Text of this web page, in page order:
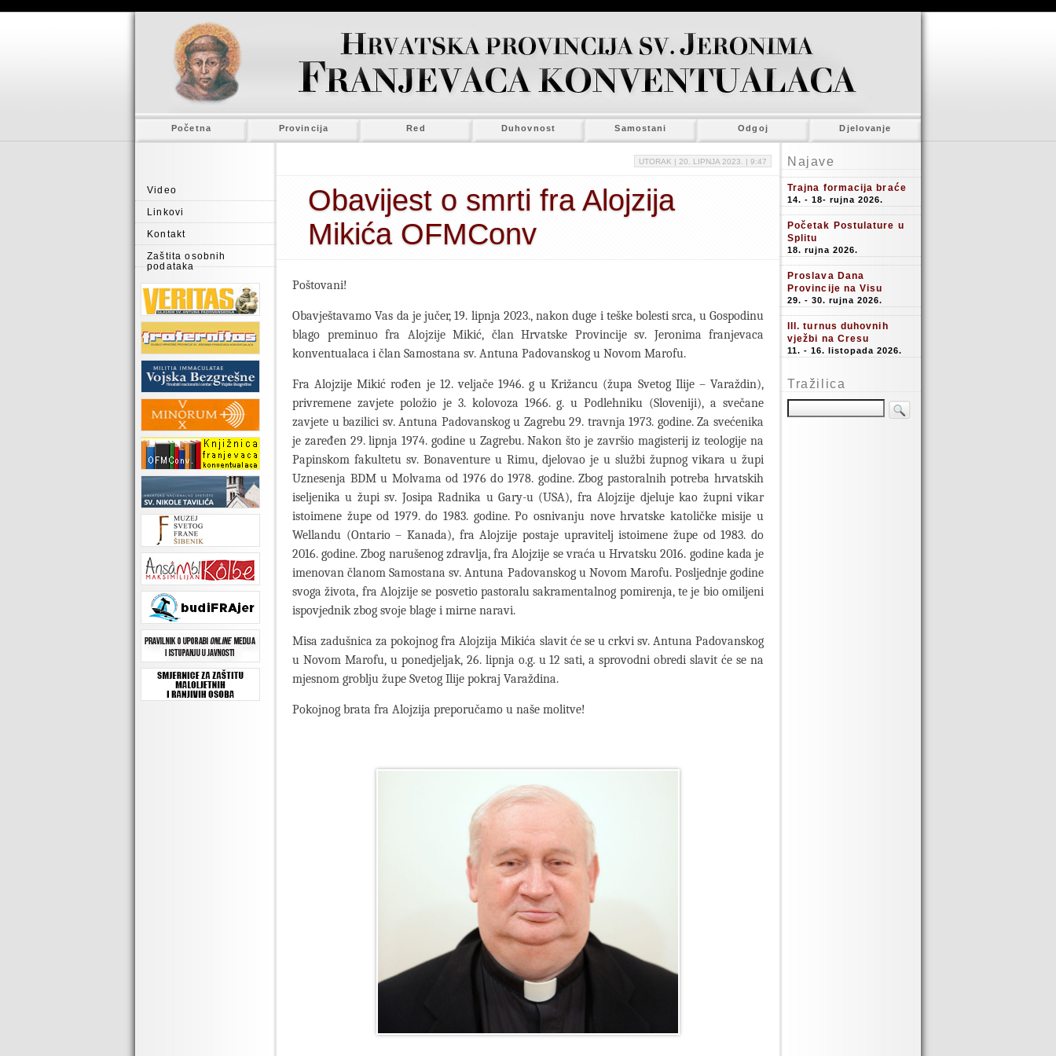
Početna Provincija Red Duhovnost Samostani Odgoj Djelovanje
Video
Linkovi
Kontakt
Zaštita osobnih
podataka
UTORAK | 20. LIPNJA 2023. | 9:47
Obavijest o smrti fra Alojzija
Mikića OFMConv
Poštovani!
Obavještavamo Vas da je jučer, 19. lipnja 2023., nakon duge i teške bolesti srca, u Gospodinu
blago preminuo fra Alojzije Mikić, član Hrvatske Provincije sv. Jeronima franjevaca
konventualaca i član Samostana sv. Antuna Padovanskog u Novom Marofu.
Fra Alojzije Mikić rođen je 12. veljače 1946. g u Križancu (župa Svetog Ilije – Varaždin),
privremene zavjete položio je 3. kolovoza 1966. g. u Podlehniku (Sloveniji), a svečane
zavjete u bazilici sv. Antuna Padovanskog u Zagrebu 29. travnja 1973. godine. Za svećenika
je zaređen 29. lipnja 1974. godine u Zagrebu. Nakon što je završio magisterij iz teologije na
Papinskom fakultetu sv. Bonaventure u Rimu, djelovao je u službi župnog vikara u župi
Uznesenja BDM u Molvama od 1976 do 1978. godine. Zbog pastoralnih potreba hrvatskih
iseljenika u župi sv. Josipa Radnika u Gary-u (USA), fra Alojzije djeluje kao župni vikar
istoimene župe od 1979. do 1983. godine. Po osnivanju nove hrvatske katoličke misije u
Wellandu (Ontario – Kanada), fra Alojzije postaje upravitelj istoimene župe od 1983. do
2016. godine. Zbog narušenog zdravlja, fra Alojzije se vraća u Hrvatsku 2016. godine kada je
imenovan članom Samostana sv. Antuna Padovanskog u Novom Marofu. Posljednje godine
svoga života, fra Alojzije se posvetio pastoralu sakramentalnog pomirenja, te je bio omiljeni
ispovjednik zbog svoje blage i mirne naravi.
Misa zadušnica za pokojnog fra Alojzija Mikića slavit će se u crkvi sv. Antuna Padovanskog
u Novom Marofu, u ponedjeljak, 26. lipnja o.g. u 12 sati, a sprovodni obredi slavit će se na
mjesnom groblju župe Svetog Ilije pokraj Varaždina.
Pokojnog brata fra Alojzija preporučamo u naše molitve!
Najave
Trajna formacija braće
14. - 18- rujna 2026.
Početak Postulature u
Splitu
18. rujna 2026.
Proslava Dana
Provincije na Visu
29. - 30. rujna 2026.
III. turnus duhovnih
vježbi na Cresu
11. - 16. listopada 2026.
Tražilica